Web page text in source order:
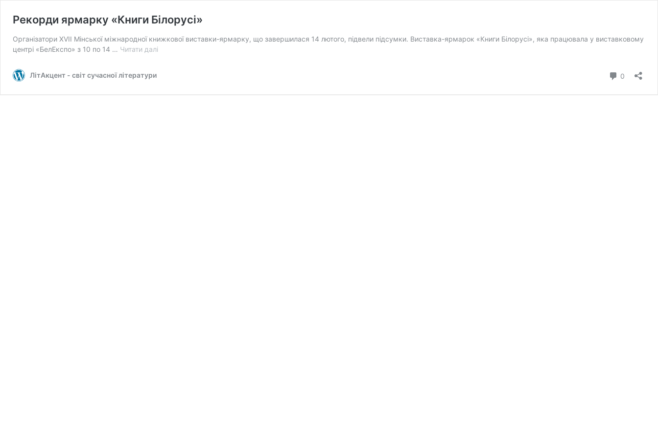
Рекорди ярмарку «Книги Білорусі»
Організатори XVII Мінської міжнародної книжкової виставки-ярмарку, що завершилася 14 лютого, підвели підсумки. Виставка-ярмарок «Книги Білорусі», яка працювала у виставковому
центрі «БелЕкспо» з 10 по 14 … Читати даліРекорди
ЛітАкцент - світ сучасної літератури 0